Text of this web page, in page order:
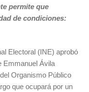
permite que
de condiciones:
Electoral (INE) aprobó
Emmanuel Ávila
Organismo Público
que ocupará por un